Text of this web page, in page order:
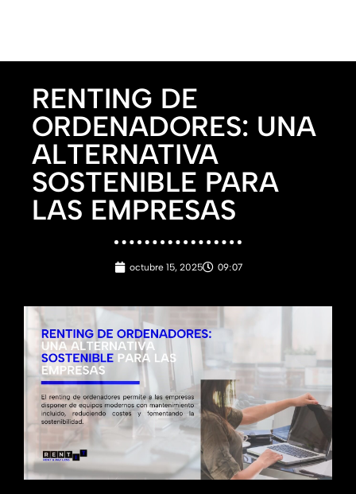
RENTING DE
ORDENADORES: UNA
ALTERNATIVA
SOSTENIBLE PARA
LAS EMPRESAS
octubre 15, 2025 09:07